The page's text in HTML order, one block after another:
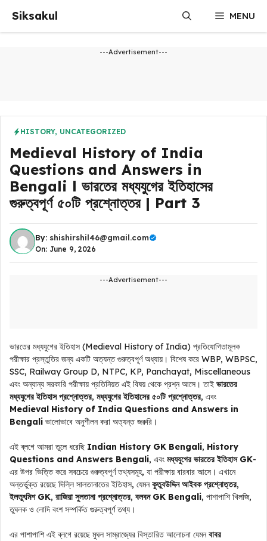
content
Siksakul MENU
---Advertisement---
HISTORY, UNCATEGORIZED
Medieval History of India
Questions and Answers in
Bengali l ভারতের মধ্যযুগের ইতিহাসের
গুরুত্বপূর্ণ ৫০টি প্রশ্নোত্তর | Part 3
By: shishirshil46@gmail.com
On: June 9, 2026
---Advertisement---
ভারতের মধ্যযুগের ইতিহাস (Medieval History of India) প্রতিযোগিতামূলক
পরীক্ষার প্রস্তুতির জন্য একটি অত্যন্ত গুরুত্বপূর্ণ অধ্যায়। বিশেষ করে WBP, WBPSC,
SSC, Railway Group D, NTPC, KP, Panchayat, Miscellaneous
এবং অন্যান্য সরকারি পরীক্ষায় প্রতিনিয়ত এই বিষয় থেকে প্রশ্ন আসে। তাই ভারতের
মধ্যযুগের ইতিহাস প্রশ্নোত্তর, মধ্যযুগের ইতিহাসের ৫০টি প্রশ্নোত্তর, এবং
Medieval History of India Questions and Answers in
Bengali ভালোভাবে অনুশীলন করা অত্যন্ত জরুরি।
এই ব্লগে আমরা তুলে ধরেছি Indian History GK Bengali, History
Questions and Answers Bengali, এবং মধ্যযুগের ভারতের ইতিহাস GK-
এর উপর ভিত্তি করে সবচেয়ে গুরুত্বপূর্ণ তথ্যসমূহ, যা পরীক্ষায় বারবার আসে। এখানে
অন্তর্ভুক্ত রয়েছে দিল্লি সালতানাতের ইতিহাস, যেমনকুতুবউদ্দিন আইবক প্রশ্নোত্তর,
ইলতুৎমিশ GK, রাজিয়া সুলতানা প্রশ্নোত্তর, বলবন GK Bengali, পাশাপাশি খিলজি,
তুঘলক ও লোদি বংশ সম্পর্কিত গুরুত্বপূর্ণ তথ্য।
এর পাশাপাশি এই ব্লগে রয়েছে মুঘল সাম্রাজ্যের বিস্তারিত আলোচনা যেমনবাবর